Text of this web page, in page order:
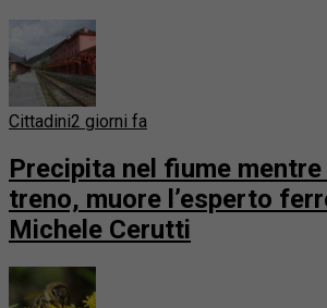
Cittadini2 giorni fa
Precipita nel fiume
treno, muore l’esperto
Michele Cerutti